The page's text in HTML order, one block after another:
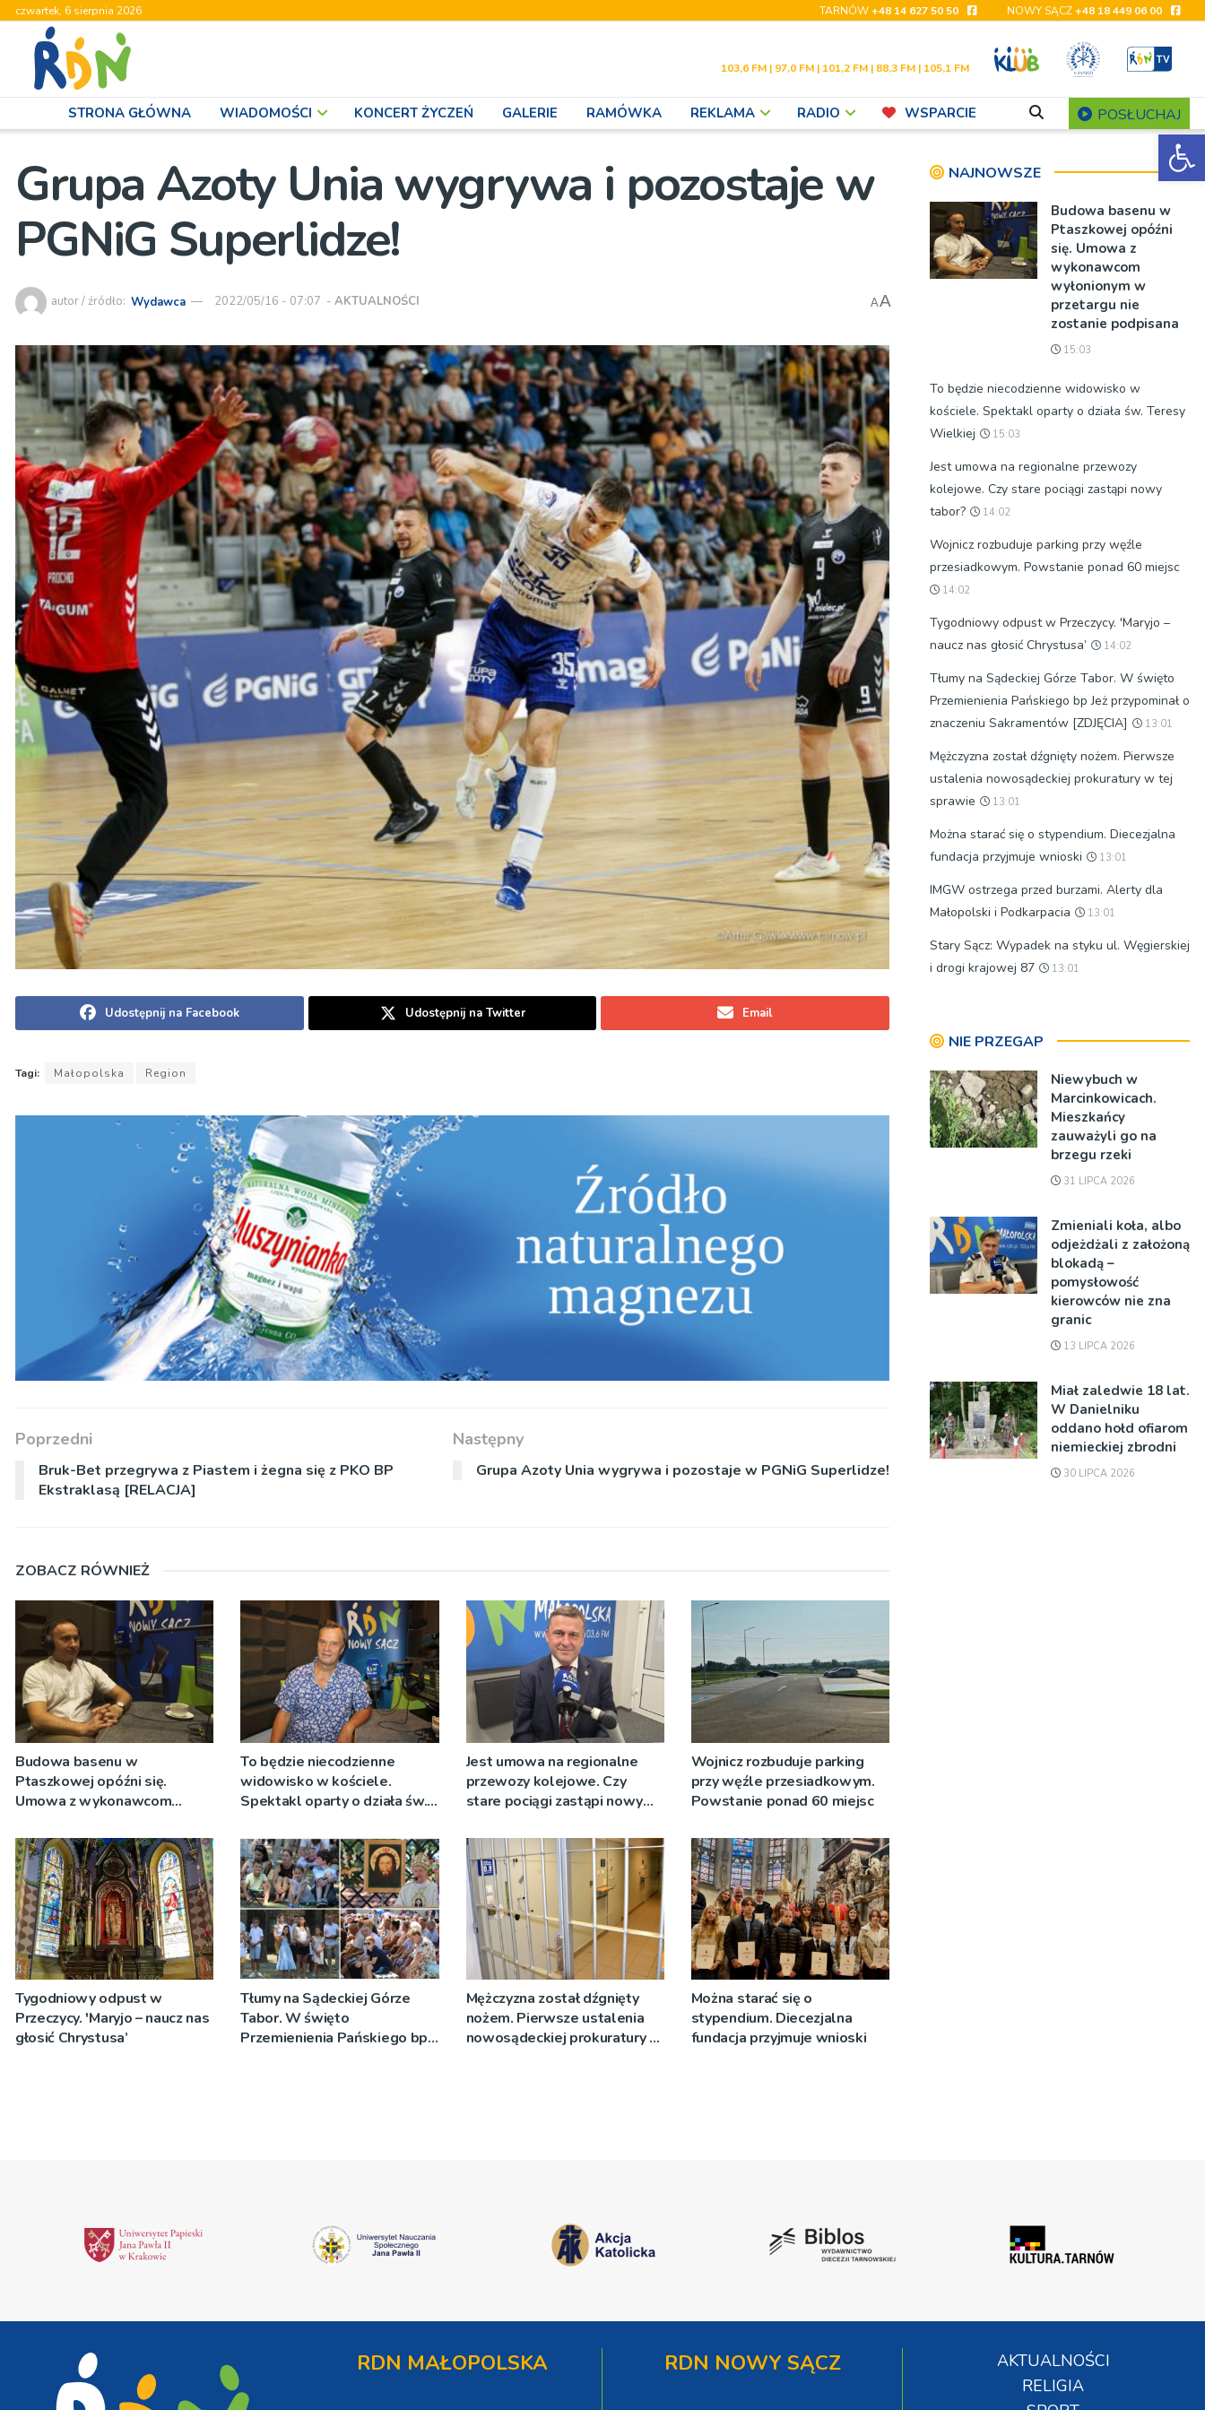
czwartek, 6 sierpnia 2026 TARNÓW+48 14 627 50 50 NOWY SĄCZ+48 18 449 06 00
103,6 FM | 97,0 FM | 101,2 FM | 88,3 FM | 105,1 FM
STRONA GŁÓWNA WIADOMOŚCI KONCERT ŻYCZEŃ GALERIE RAMÓWKA REKLAMA RADIO WSPARCIE POSŁUCHAJ
Grupa Azoty Unia wygrywa i pozostaje w
PGNiG Superlidze!
autor / źródło: Wydawca 2022/05/16 - 07:07 - AKTUALNOŚCI AA
Udostępnij na Facebook Udostępnij na Twitter Email
Tagi: Małopolska Region
Poprzedni
Bruk-Bet przegrywa z Piastem i żegna się z PKO BP
Ekstraklasą [RELACJA]
Następny
Grupa Azoty Unia wygrywa i pozostaje w PGNiG Superlidze!
ZOBACZ RÓWNIEŻ
Budowa basenu w
Ptaszkowej opóźni się.
Umowa z wykonawcom
zostanie podpisana
To będzie niecodzienne
widowisko w kościele.
Spektakl oparty o działa św.
Jest umowa na regionalne
przewozy kolejowe. Czy
stare pociągi zastąpi nowy
Wojnicz rozbuduje parking
przy węźle przesiadkowym.
Powstanie ponad 60 miejsc
Tygodniowy odpust w
Przeczycy. 'Maryjo – naucz nas
głosić Chrystusa’
Tłumy na Sądeckiej Górze
Tabor. W święto
Przemienienia Pańskiego bp
Mężczyzna został dźgnięty
nożem. Pierwsze ustalenia
nowosądeckiej prokuratury w
Można starać się o
stypendium. Diecezjalna
fundacja przyjmuje wnioski
NAJNOWSZE
Budowa basenu w
Ptaszkowej opóźni
się. Umowa z
wykonawcom
wyłonionym w
przetargu nie
zostanie podpisana
15:03
To będzie niecodzienne widowisko w
kościele. Spektakl oparty o działa św. Teresy
Wielkiej
15:03
Jest umowa na regionalne przewozy
kolejowe. Czy stare pociągi zastąpi nowy
tabor?
14:02
Wojnicz rozbuduje parking przy węźle
przesiadkowym. Powstanie ponad 60 miejsc
14:02
Tygodniowy odpust w Przeczycy. 'Maryjo –
naucz nas głosić Chrystusa’
14:02
Tłumy na Sądeckiej Górze Tabor. W święto
Przemienienia Pańskiego bp Jeż przypominał o
znaczeniu Sakramentów [ZDJĘCIA]
13:01
Mężczyzna został dźgnięty nożem. Pierwsze
ustalenia nowosądeckiej prokuratury w tej
sprawie
13:01
Można starać się o stypendium. Diecezjalna
fundacja przyjmuje wnioski
13:01
IMGW ostrzega przed burzami. Alerty dla
Małopolski i Podkarpacia
13:01
Stary Sącz: Wypadek na styku ul. Węgierskiej
i drogi krajowej 87
13:01
NIE PRZEGAP
Niewybuch w
Marcinkowicach.
Mieszkańcy
zauważyli go na
brzegu rzeki
31 LIPCA 2026
Zmieniali koła, albo
odjeżdżali z założoną
blokadą –
pomysłowość
kierowców nie zna
granic
13 LIPCA 2026
Miał zaledwie 18 lat.
W Danielniku
oddano hołd ofiarom
niemieckiej zbrodni
30 LIPCA 2026
RDN MAŁOPOLSKA RDN NOWY SĄCZ
AKTUALNOŚCI
RELIGIA